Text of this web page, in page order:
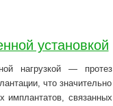
установкой
нагрузкой — протез
что значительно
имплантатов, связанных